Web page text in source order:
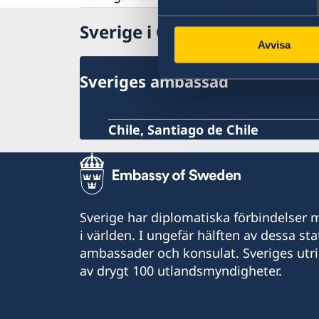
Avvisa
Naturförhållanden och katastrofer
Lokala lagar och sedvänjor
Kriminalitet och personlig säkerhet
Trafiksäkerhet
Terrorism
Förlust av pass eller bankkort
Överföring av pengar
Uppsöka sjukhus eller läkare
Kontakt med försäkringsbolag
Business Sweden
Svenska Handelskammaren i Chile
Anmäla handelshinder
Sverige i Chile
Sveriges ambassad
Chile, Santiago de Chile
Sverige har diplomatiska förbindelser
i världen. I ungefär hälften av dessa
ambassader och konsulat. Sveriges
av drygt 100 utlandsmyndigheter.